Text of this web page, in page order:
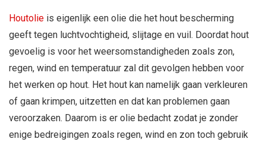
Houtolie is eigenlijk een olie die het hout bescherming
geeft tegen luchtvochtigheid, slijtage en vuil. Doordat hout
gevoelig is voor het weersomstandigheden zoals zon,
regen, wind en temperatuur zal dit gevolgen hebben voor
het werken op hout. Het hout kan namelijk gaan verkleuren
of gaan krimpen, uitzetten en dat kan problemen gaan
veroorzaken. Daarom is er olie bedacht zodat je zonder
enige bedreigingen zoals regen, wind en zon toch gebruik